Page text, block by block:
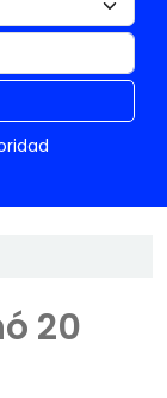
20